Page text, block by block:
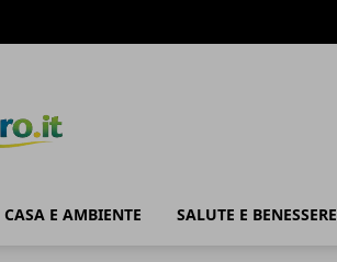
CASA E AMBIENTE SALUTE E BENESSERE